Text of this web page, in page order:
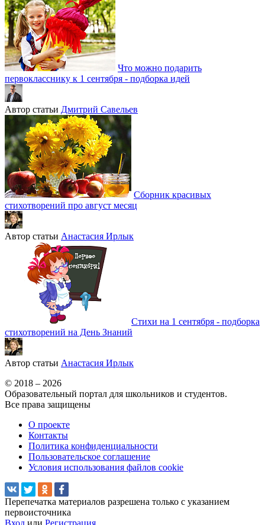
Что можно подарить
первокласснику к 1 сентября - подборка идей
Автор статьи Дмитрий Савельев
Сборник красивых
стихотворений про август месяц
Автор статьи Анастасия Ирлык
Стихи на 1 сентября - подборка
стихотворений на День Знаний
Автор статьи Анастасия Ирлык
© 2018 – 2026
Образовательный портал для школьников и студентов.
Все права защищены
О проекте
Контакты
Политика конфиденциальности
Пользовательское соглашение
Условия использования файлов cookie
Перепечатка материалов разрешена только с указанием
первоисточника